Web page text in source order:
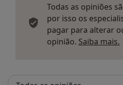
Todas as opiniões
por isso os
pagar para alterar
opinião. Saiba mais.